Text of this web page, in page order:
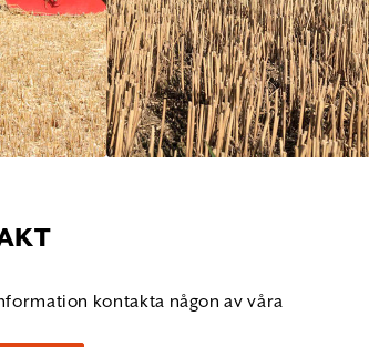
kontakta någon av våra